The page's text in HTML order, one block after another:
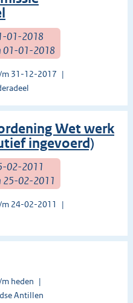
01-2018
01-01-2018
31-12-2017
Wet werk
ingevoerd)
02-2011
25-02-2011
24-02-2011
heden
Antillen